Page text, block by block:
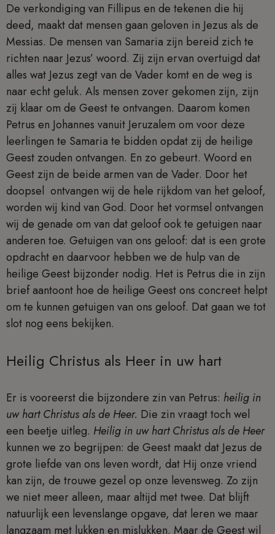
De verkondiging van Fillipus en de tekenen die hij
deed, maakt dat mensen gaan geloven in Jezus als de
Messias. De mensen van Samaria zijn bereid zich te
richten naar Jezus’ woord. Zij zijn ervan overtuigd dat
alles wat Jezus zegt van de Vader komt en de weg is
naar echt geluk. Als mensen zover gekomen zijn, zijn
zij klaar om de Geest te ontvangen. Daarom komen
Petrus en Johannes vanuit Jeruzalem om voor deze
leerlingen te Samaria te bidden opdat zij de heilige
Geest zouden ontvangen. En zo gebeurt. Woord en
Geest zijn de beide armen van de Vader. Door het
doopsel ontvangen wij de hele rijkdom van het geloof,
worden wij kind van God. Door het vormsel ontvangen
wij de genade om van dat geloof ook te getuigen naar
anderen toe. Getuigen van ons geloof: dat is een grote
opdracht en daarvoor hebben we de hulp van de
heilige Geest bijzonder nodig. Het is Petrus die in zijn
brief aantoont hoe de heilige Geest ons concreet helpt
om te kunnen getuigen van ons geloof. Dat gaan we tot
slot nog eens bekijken.
Heilig Christus als Heer in uw hart
Er is vooreerst die bijzondere zin van Petrus: heilig in
uw hart Christus als de Heer. Die zin vraagt toch wel
een beetje uitleg. Heilig in uw hart Christus als de Heer
kunnen we zo begrijpen: de Geest maakt dat Jezus de
grote liefde van ons leven wordt, dat Hij onze vriend
kan zijn, de trouwe gezel op onze levensweg. Zo zijn
we niet meer alleen, maar altijd met twee. Dat blijft
natuurlijk een levenslange opgave, dat leren we maar
langzaam met lukken en mislukken. Maar de Geest wil